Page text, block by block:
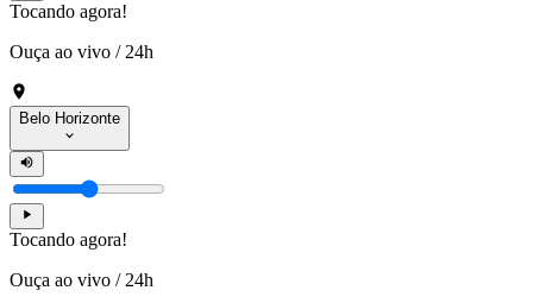
Tocando agora!
Ouça ao vivo / 24h
Belo Horizonte
Tocando agora!
Ouça ao vivo / 24h